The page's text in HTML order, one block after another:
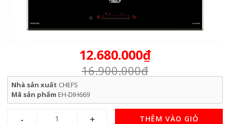
12.680.000₫
16.900.000₫
Nhà sản xuất CHEFS
Mã sản phẩm EH-DIH669
THÊM VÀO GIỎ